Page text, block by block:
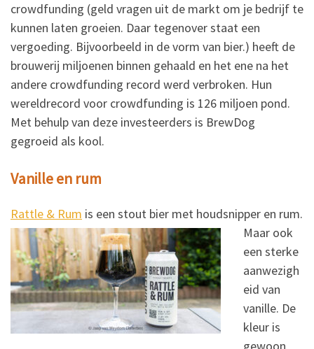
crowdfunding (geld vragen uit de markt om je bedrijf te
kunnen laten groeien. Daar tegenover staat een
vergoeding. Bijvoorbeeld in de vorm van bier.) heeft de
brouwerij miljoenen binnen gehaald en het ene na het
andere crowdfunding record werd verbroken. Hun
wereldrecord voor crowdfunding is 126 miljoen pond.
Met behulp van deze investeerders is BrewDog
gegroeid als kool.
Vanille en rum
Rattle & Rum is een stout bier met houdsnipper en rum.
Maar ook
een sterke
aanwezigh
eid van
vanille. De
kleur is
gewoon